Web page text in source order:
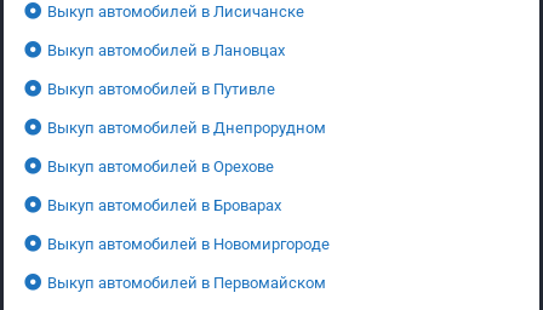
Выкуп автомобилей в Лисичанске
Выкуп автомобилей в Лановцах
Выкуп автомобилей в Путивле
Выкуп автомобилей в Днепрорудном
Выкуп автомобилей в Орехове
Выкуп автомобилей в Броварах
Выкуп автомобилей в Новомиргороде
Выкуп автомобилей в Первомайском